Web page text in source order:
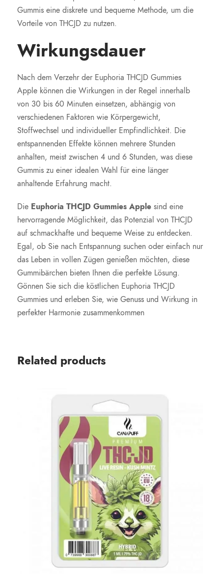
Gummis eine diskrete und bequeme Methode, um die
Vorteile von THCJD zu nutzen.
Wirkungsdauer
Nach dem Verzehr der Euphoria THCJD Gummies
Apple können die Wirkungen in der Regel innerhalb
von 30 bis 60 Minuten einsetzen, abhängig von
verschiedenen Faktoren wie Körpergewicht,
Stoffwechsel und individueller Empfindlichkeit. Die
entspannenden Effekte können mehrere Stunden
anhalten, meist zwischen 4 und 6 Stunden, was diese
Gummis zu einer idealen Wahl für eine länger
anhaltende Erfahrung macht.
Die Euphoria THCJD Gummies Apple sind eine
hervorragende Möglichkeit, das Potenzial von THCJD
auf schmackhafte und bequeme Weise zu entdecken.
Egal, ob Sie nach Entspannung suchen oder einfach nur
das Leben in vollen Zügen genießen möchten, diese
Gummibärchen bieten Ihnen die perfekte Lösung.
Gönnen Sie sich die köstlichen Euphoria THCJD
Gummies und erleben Sie, wie Genuss und Wirkung in
perfekter Harmonie zusammenkommen
Related products